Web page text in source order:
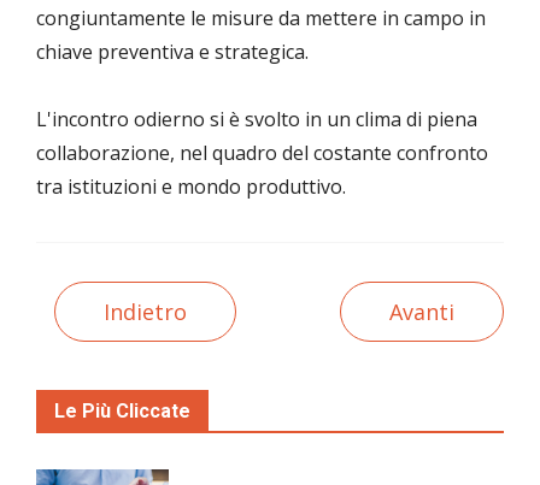
congiuntamente le misure da mettere in campo in
chiave preventiva e strategica.
L'incontro odierno si è svolto in un clima di piena
collaborazione, nel quadro del costante confronto
tra istituzioni e mondo produttivo.
Indietro Avanti
Le Più Cliccate